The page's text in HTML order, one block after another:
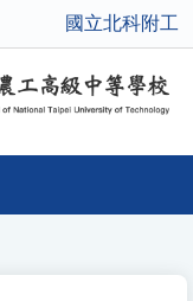
國立北科附工